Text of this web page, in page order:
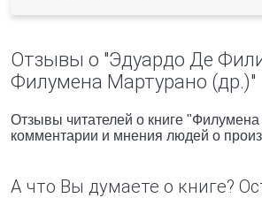
Отзывы о "Эдуардо Де
Филумена Мартурано (др.)"
Отзывы читателей о книге
комментарии и мнения людей о
А что Вы думаете о книге?